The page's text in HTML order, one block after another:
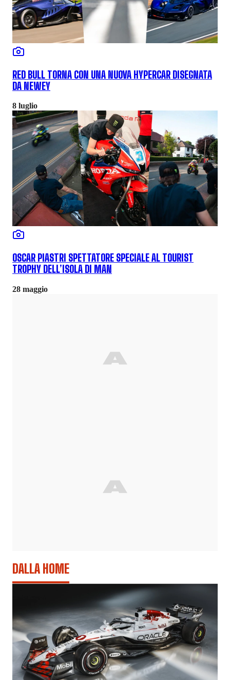
RED BULL TORNA CON UNA NUOVA HYPERCAR DISEGNATA
DA NEWEY
8 luglio
OSCAR PIASTRI SPETTATORE SPECIALE AL TOURIST
TROPHY DELL’ISOLA DI MAN
28 maggio
DALLA HOME